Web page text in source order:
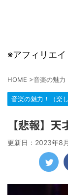
※アフィリエ
HOME >音楽の魅力
音楽の魅力！（楽し
【悲報】
更新日： 2023年8